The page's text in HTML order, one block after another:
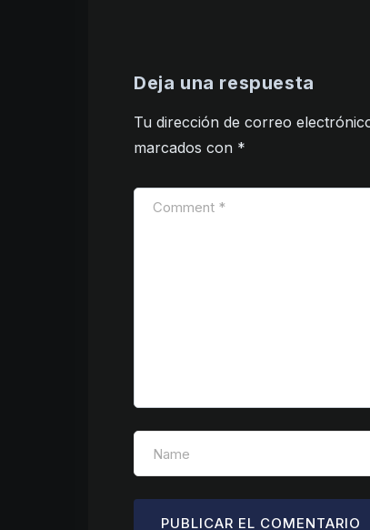
Deja una respuesta
Tu dirección de correo
marcados con *